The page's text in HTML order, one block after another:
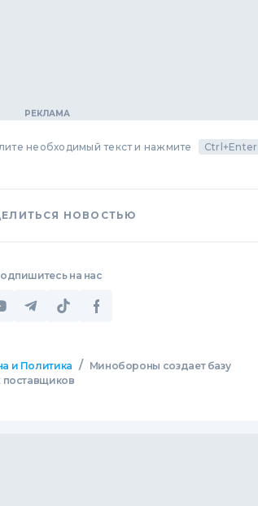
необходимый текст и нажмите Ctrl+Enter
НОВОСТЬЮ
на нас
и Политика /
Минобороны создает базу
поставщиков